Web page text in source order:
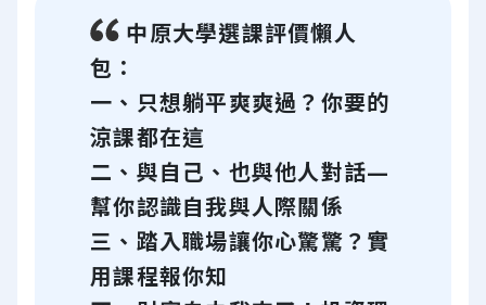
中原大學選課評價懶人
包：
一、只想躺平爽爽過？你要的
涼課都在這
二、與自己、也與他人對話—
幫你認識自我與人際關係
三、踏入職場讓你心驚驚？實
用課程報你知